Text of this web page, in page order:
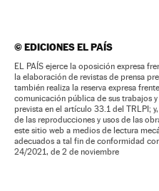
©EDICIONES EL PAÍS
EL PAÍS ejerce la oposición expresa
la elaboración de revistas de prensa
también realiza la reserva expresa
comunicación pública de sus trabajos
prevista en el artículo 33.1 del TRLPI;
de las reproducciones y usos de las
este sitio web a medios de lectura
adecuados a tal fin de conformidad
24/2021, de 2 de noviembre